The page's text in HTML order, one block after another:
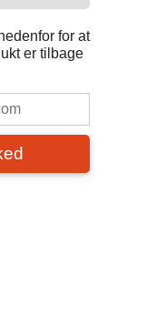
for at
er tilbage